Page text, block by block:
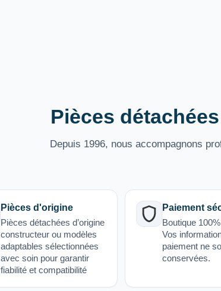
Pièces
Depuis 1996, nous accompagnons
Pièces d'origine
Pièces détachées d’origine
constructeur ou modèles
adaptables sélectionnées
avec soin pour garantir
fiabilité et compatibilité
Paiement
Boutique
Vos
paiement ne
conservées.